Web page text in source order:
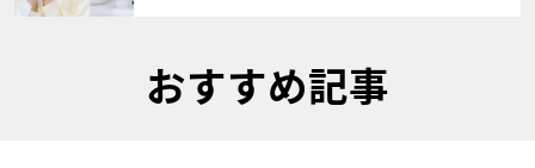
おすすめ記事